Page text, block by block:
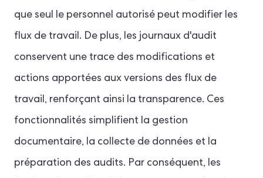
que seul le personnel autorisé peut modifier les
flux de travail. De plus, les journaux d'audit
conservent une trace des modifications et
actions apportées aux versions des flux de
travail, renforçant ainsi la transparence. Ces
fonctionnalités simplifient la gestion
documentaire, la collecte de données et la
préparation des audits. Par conséquent, les